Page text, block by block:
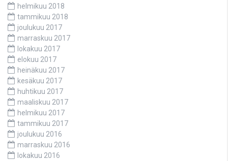
helmikuu 2018
tammikuu 2018
joulukuu 2017
marraskuu 2017
lokakuu 2017
elokuu 2017
heinäkuu 2017
kesäkuu 2017
huhtikuu 2017
maaliskuu 2017
helmikuu 2017
tammikuu 2017
joulukuu 2016
marraskuu 2016
lokakuu 2016